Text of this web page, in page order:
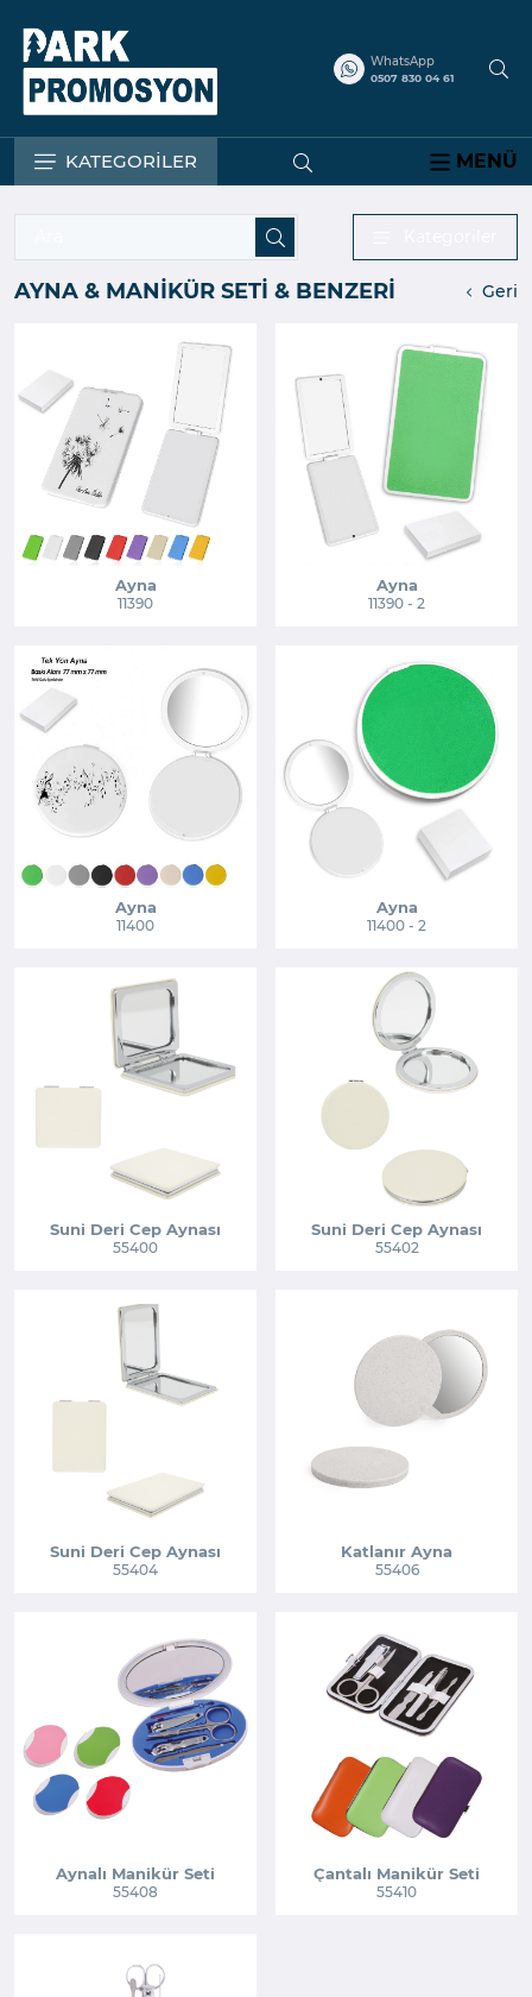
WhatsApp
0507 830 04 61
KATEGORİLER MENÜ
AYNA & MANİKÜR SETİ & BENZERİ Geri
Ayna
11390
Ayna
11390 - 2
Ayna
11400
Ayna
11400 - 2
Suni Deri Cep Aynası
55400
Suni Deri Cep Aynası
55402
Suni Deri Cep Aynası
55404
Katlanır Ayna
55406
Aynalı Manikür Seti
55408
Çantalı Manikür Seti
55410